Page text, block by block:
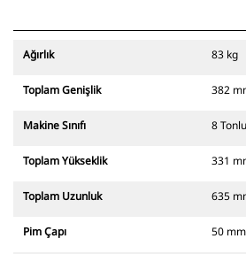
Ağırlık 83 kg
Toplam Genişlik 382
Makine Sınıfı 8
Toplam Yükseklik 331
Toplam Uzunluk 635
Pim Çapı 50 mm